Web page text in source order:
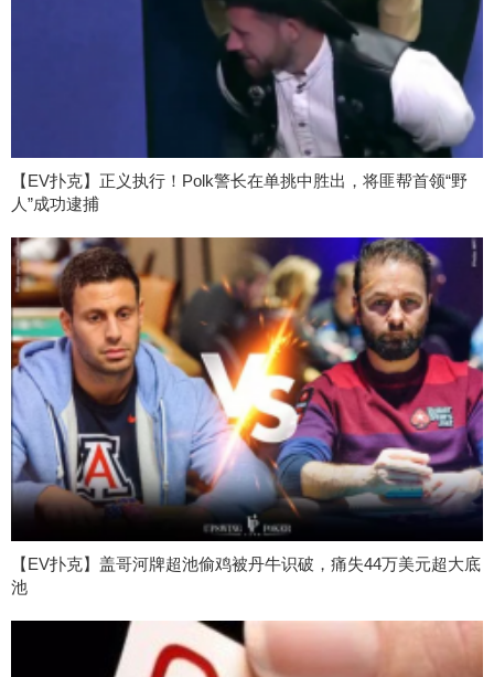
【EV扑克】正义执行！Polk警长在单挑中胜出，将匪帮首领“野
人”成功逮捕
【EV扑克】盖哥河牌超池偷鸡被丹牛识破，痛失44万美元超大底
池